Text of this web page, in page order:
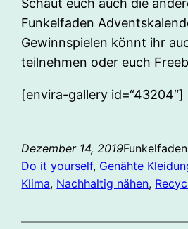
Schaut euch auch die
Funkelfaden
Gewinnspielen könnt ihr
teilnehmen oder euch
[envira-gallery id=“43204″]
Dezember 14, 2019Funkelfaden
Do it yourself, Genähte
Klima, Nachhaltig nähen,